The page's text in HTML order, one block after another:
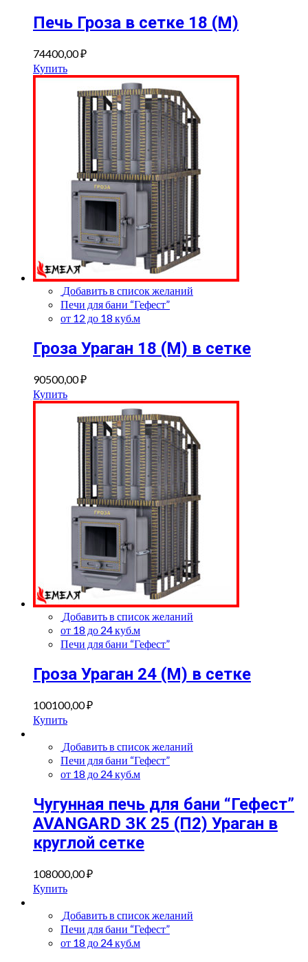
Печь Гроза в сетке 18 (М)
74400,00₽
Купить
Добавить в список желаний
Печи для бани “Гефест”
от 12 до 18 куб.м
Гроза Ураган 18 (М) в сетке
90500,00₽
Купить
Добавить в список желаний
от 18 до 24 куб.м
Печи для бани “Гефест”
Гроза Ураган 24 (М) в сетке
100100,00₽
Купить
Добавить в список желаний
Печи для бани “Гефест”
от 18 до 24 куб.м
Чугунная печь для бани “Гефест”
AVANGARD ЗК 25 (П2) Ураган в
круглой сетке
108000,00₽
Купить
Добавить в список желаний
Печи для бани “Гефест”
от 18 до 24 куб.м